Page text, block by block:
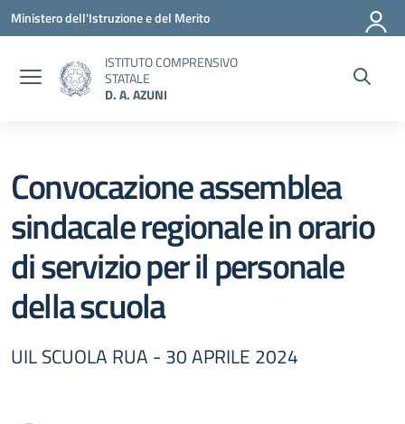
Vai ai contenuti
Vai al menu di navigazione
Vai al footer
Ministero dell'Istruzione e del Merito
ISTITUTO COMPRENSIVO
STATALE
D. A. AZUNI
Convocazione assemblea
sindacale regionale in orario
di servizio per il personale
della scuola
UIL SCUOLA RUA - 30 APRILE 2024